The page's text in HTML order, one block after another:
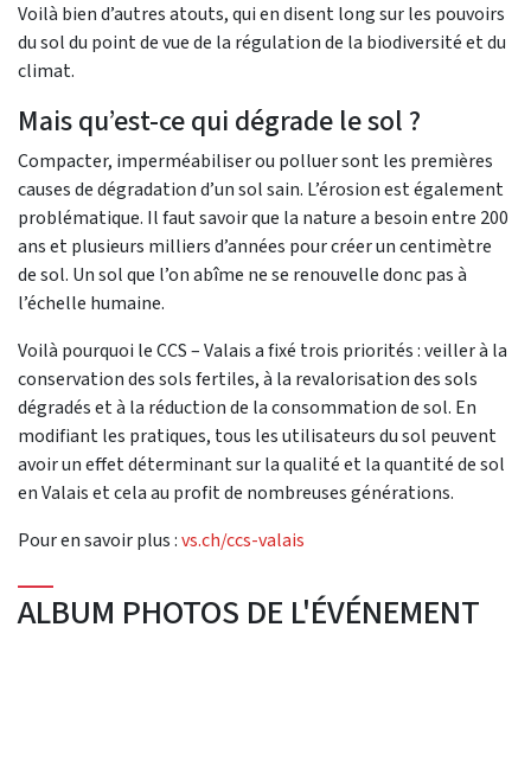
Voilà bien d’autres atouts, qui en disent long sur les pouvoirs
du sol du point de vue de la régulation de la biodiversité et du
climat.
Mais qu’est-ce qui dégrade le sol ?
Compacter, imperméabiliser ou polluer sont les premières
causes de dégradation d’un sol sain. L’érosion est également
problématique. Il faut savoir que la nature a besoin entre 200
ans et plusieurs milliers d’années pour créer un centimètre
de sol. Un sol que l’on abîme ne se renouvelle donc pas à
l’échelle humaine.
Voilà pourquoi le CCS – Valais a fixé trois priorités : veiller à la
conservation des sols fertiles, à la revalorisation des sols
dégradés et à la réduction de la consommation de sol. En
modifiant les pratiques, tous les utilisateurs du sol peuvent
avoir un effet déterminant sur la qualité et la quantité de sol
en Valais et cela au profit de nombreuses générations.
Pour en savoir plus :vs.ch/ccs-valais
ALBUM PHOTOS DE L'ÉVÉNEMENT